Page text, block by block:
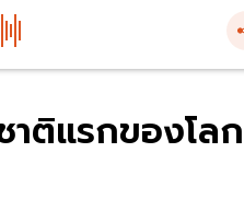
าติแรกของโลก